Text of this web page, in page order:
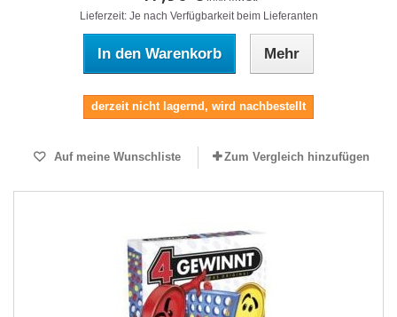
Lieferzeit: Je nach Verfügbarkeit beim Lieferanten
In den Warenkorb Mehr
derzeit nicht lagernd, wird nachbestellt
Auf meine Wunschliste Zum Vergleich hinzufügen